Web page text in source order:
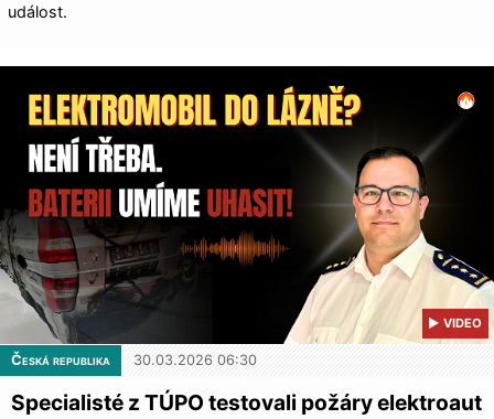
událost.
▶ VIDEO
Česká republika 30.03.2026 06:30
Specialisté z TÚPO testovali požáry elektroaut